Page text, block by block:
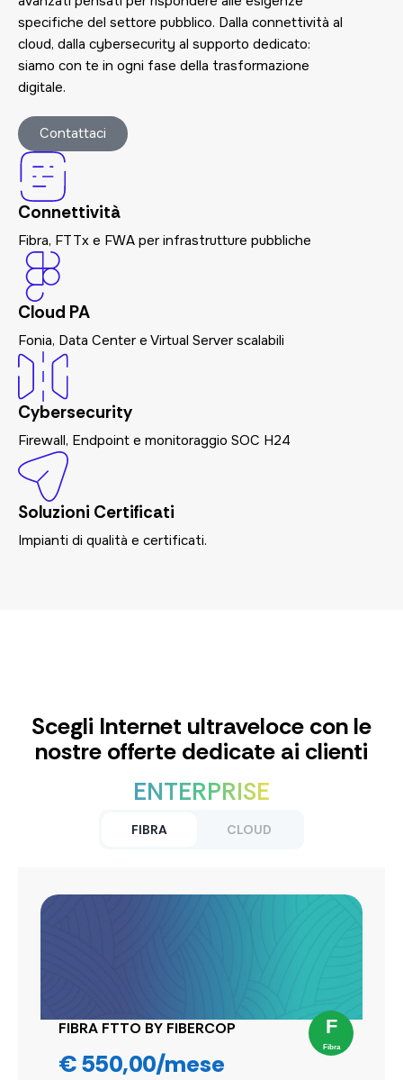
specifiche del settore pubblico. Dalla connettività al
cloud, dalla cybersecurity al supporto dedicato:
siamo con te in ogni fase della trasformazione
digitale.
Contattaci
Connettività
Fibra, FTTx e FWA per infrastrutture pubbliche
Cloud PA
Fonia, Data Center e Virtual Server scalabili
Cybersecurity
Firewall, Endpoint e monitoraggio SOC H24
Soluzioni Certificati
Impianti di qualità e certificati.
Scegli Internet ultraveloce con le
nostre offerte dedicate ai clienti
ENTERPRISE
FIBRA CLOUD
FIBRA FTTO BY FIBERCOP
€ 550,00/mese
SERVER VIRTUALE
Canone mensile – IVA inclusa